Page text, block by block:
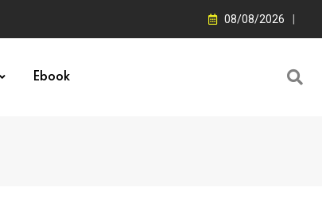
08/08/2026
Ebook